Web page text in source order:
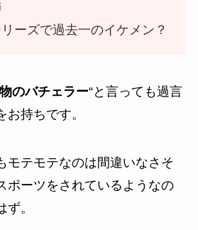
ーズで過去一のイケメン？
のバチェラー“と言っても過言
持ちです。
モテモテなのは間違いなさそ
ポーツをされているようなの
。